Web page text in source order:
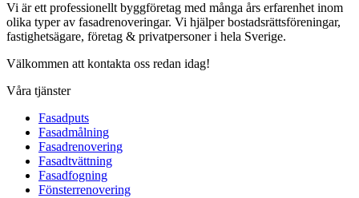
Vi är ett professionellt byggföretag med många års erfarenhet inom
olika typer av fasadrenoveringar. Vi hjälper bostadsrättsföreningar,
fastighetsägare, företag & privatpersoner i hela Sverige.
Välkommen att kontakta oss redan idag!
Våra tjänster
Fasadputs
Fasadmålning
Fasadrenovering
Fasadtvättning
Fasadfogning
Fönsterrenovering